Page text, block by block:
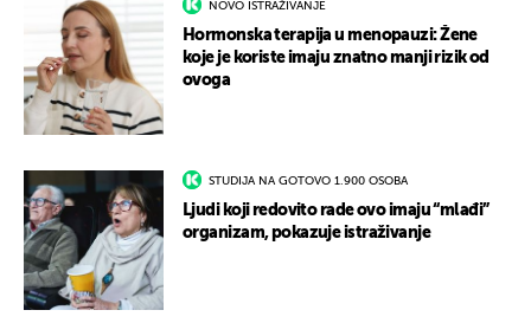
NOVO ISTRAŽIVANJE
Hormonska terapija u menopauzi: Žene
koje je koriste imaju znatno manji rizik od
ovoga
STUDIJA NA GOTOVO 1.900 OSOBA
Ljudi koji redovito rade ovo imaju “mlađi”
organizam, pokazuje istraživanje